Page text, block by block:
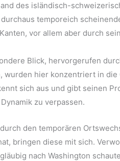
des isländisch-
durchaus temporeich
vor allem aber durch
Blick, hervorgerufen
wurden hier konzentriert in die
sich aus und gibt seinen
zu verpassen.
den temporären
bringen diese mit sich.
nach Washington